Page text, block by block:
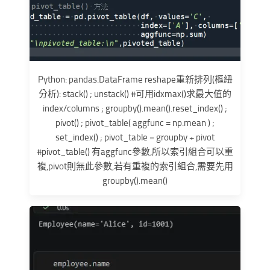
Python: pandas.DataFrame reshape重新排列(樞紐
分析): stack() ; unstack() #可用idxmax()求最大值的
index/columns ; groupby().mean().reset_index() ;
pivot() ; pivot_table( aggfunc = np.mean ) ;
set_index() ; pivot_table = groupby + pivot
#pivot_table() 有aggfunc參數,所以索引組合可以重
複,pivot則無此參數,若有重複的索引組合,需要先用
groupby().mean()